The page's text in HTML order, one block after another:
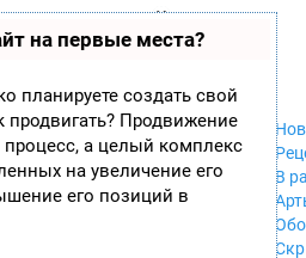
на первые места?
планируете создать свой
продвигать? Продвижение
процесс, а целый комплекс
на увеличение его
его позиций в
П
ла
ф
ор
м
ы
Xbox 360
Xbox
GameCube
PS2
PS3
В